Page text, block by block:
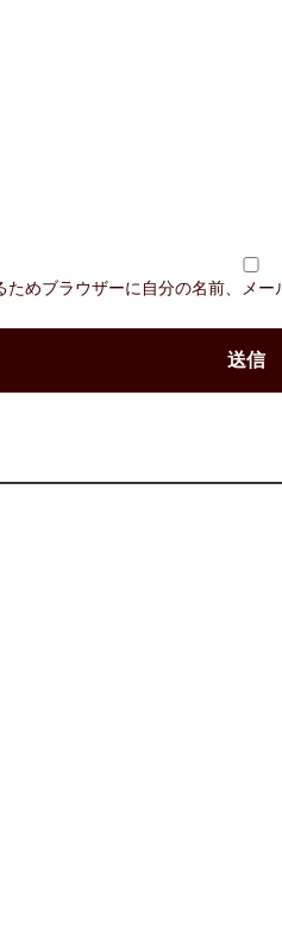
めブラウザーに自分の名前、メー